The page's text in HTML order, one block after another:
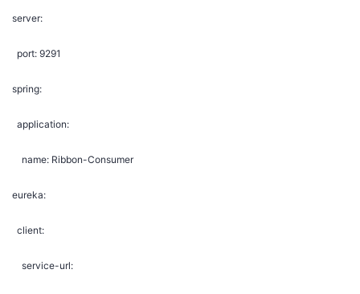
server:
port: 9291
spring:
application:
name: Ribbon-Consumer
eureka:
client:
service-url: